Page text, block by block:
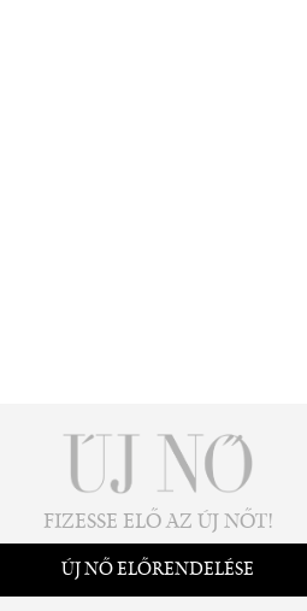
FIZESSE ELŐ AZ ÚJ NŐT!
ÚJ NŐ ELŐRENDELÉSE